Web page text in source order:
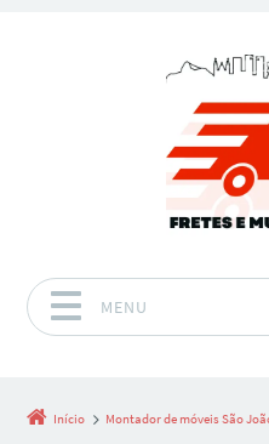
MENU
Início Montador de móveis São